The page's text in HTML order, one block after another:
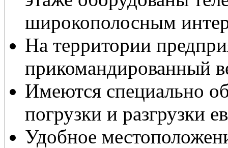
широкополосным
На территории
прикомандированный
Имеются специально
погрузки и разгрузки
Удобное